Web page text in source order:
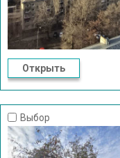
Открыть
Выбор